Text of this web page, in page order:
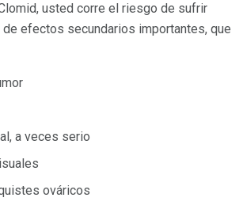
usted corre el riesgo de sufrir
de efectos secundarios importantes, que
a veces serio
ováricos